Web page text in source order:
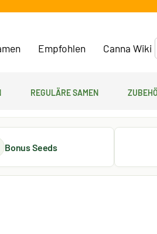
Empfohlen Canna Wiki
Reguläre Samen
Bonus Seeds